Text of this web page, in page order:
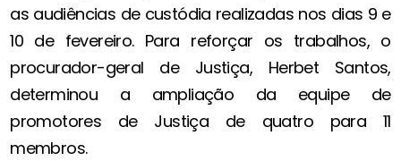
as audiências de custódia realizadas nos dias 9 e
10 de fevereiro. Para reforçar os trabalhos, o
procurador-geral de Justiça, Herbet Santos,
determinou a ampliação da equipe de
promotores de Justiça de quatro para 11
membros.